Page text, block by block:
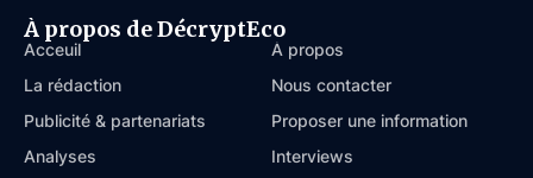
À propos de DécryptEco
Acceuil
À propos
La rédaction
Nous contacter
Publicité & partenariats
Proposer une information
Analyses
Interviews